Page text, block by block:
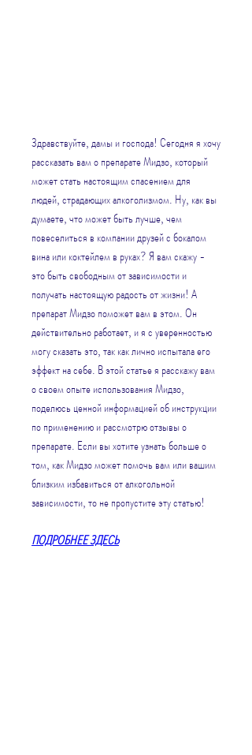
Здравствуйте, дамы и господа! Сегодня я хочу
рассказать вам о препарате Мидзо, который
может стать настоящим спасением для
людей, страдающих алкоголизмом. Ну, как вы
думаете, что может быть лучше, чем
повеселиться в компании друзей с бокалом
вина или коктейлем в руках? Я вам скажу -
это быть свободным от зависимости и
получать настоящую радость от жизни! А
препарат Мидзо поможет вам в этом. Он
действительно работает, и я с уверенностью
могу сказать это, так как лично испытала его
эффект на себе. В этой статье я расскажу вам
о своем опыте использования Мидзо,
поделюсь ценной информацией об инструкции
по применению и рассмотрю отзывы о
препарате. Если вы хотите узнать больше о
том, как Мидзо может помочь вам или вашим
близким избавиться от алкогольной
зависимости, то не пропустите эту статью!
ПОДРОБНЕЕ ЗДЕСЬ